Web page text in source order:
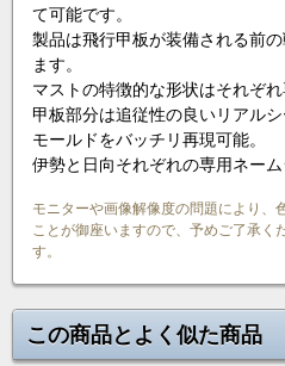
て可能です。
製品は飛行甲板が装備される前
ます。
マストの特徴的な形状はそれぞれ
甲板部分は追従性の良いリアル
モールドをバッチリ再現可能。
伊勢と日向それぞれの専用ネーム
モニターや画像解像度の問題により、
ことが御座いますので、予めご了承く
す。
この商品とよく似た商品